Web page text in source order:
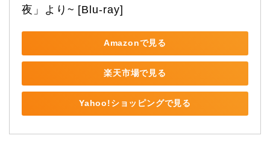
夜」より~ [Blu-ray]
Amazonで見る
楽天市場で見る
Yahoo!ショッピングで見る